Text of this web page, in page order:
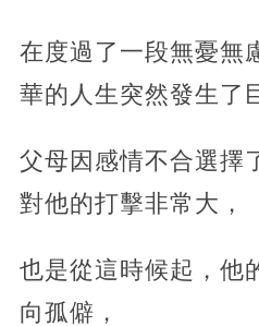
在度過了一段無憂無
華的人生突然發生了
父母因感情不合選擇
對他的打擊非常大，
也是從這時候起，他
向孤僻，